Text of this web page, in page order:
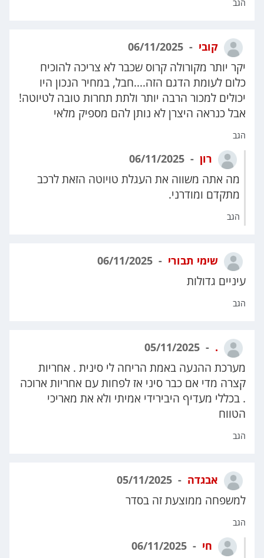
הגב
קובי
יקר יותר מקורולה קרוס שכבר לא צריכה להוכיח
כלום לעומת הדגם הזה....חבל, במחיר הנכון היו
יכולים למכור הרבה יותר ולתת תחרות טובה לטיוטה!
אבל כנראה היצרן לא נותן להם מספיק מלאי
הגב
רון
מה אתה משווה את העגלת טויוטה הזאת לרכב
מתקדם ומודרני.
הגב
שימי תבורי
עיניים גדולות
הגב
.
מערכת ההנעה באמת הריחה לי סינית . אחריות
קצרה מדי אם כבר סיני אז לפחות עם אחריות ארוכה
. בכללי מעדיף היבירידי אמיתי ולא את מאריכי
הטווח
הגב
אבגדה
למשפחה ממוצעת זה בסדר
הגב
חי